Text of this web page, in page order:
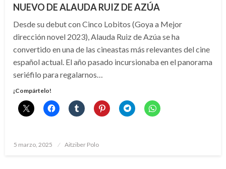
NUEVO DE ALAUDA RUIZ DE AZÚA
Desde su debut con Cinco Lobitos (Goya a Mejor
dirección novel 2023), Alauda Ruiz de Azúa se ha
convertido en una de las cineastas más relevantes del cine
español actual. El año pasado incursionaba en el panorama
seriéfilo para regalarnos…
¡Compártelo!
Publicado
5 marzo, 2025 Aitziber Polo